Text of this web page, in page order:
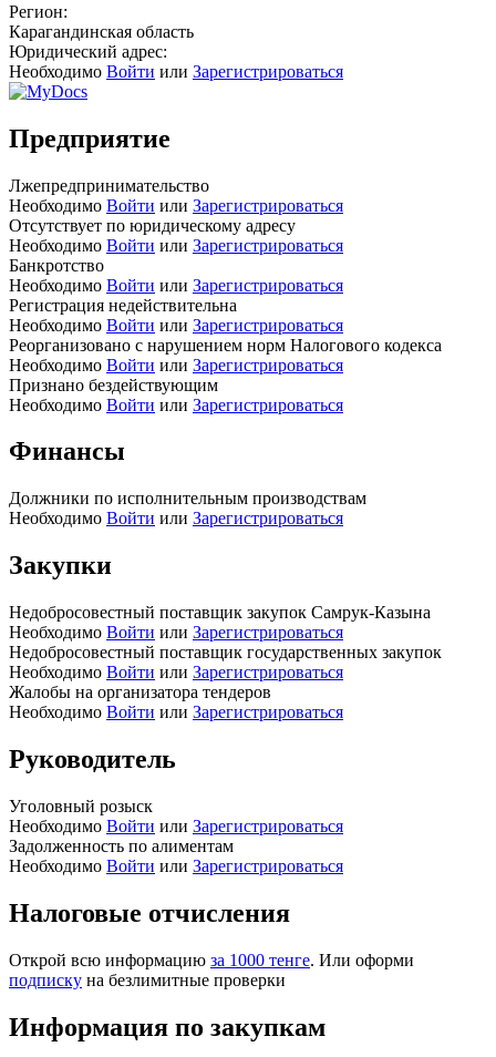
Регион:
Карагандинская область
Юридический адрес:
Необходимо Войти или Зарегистрироваться
Предприятие
Лжепредпринимательство
Необходимо Войти или Зарегистрироваться
Отсутствует по юридическому адресу
Необходимо Войти или Зарегистрироваться
Банкротство
Необходимо Войти или Зарегистрироваться
Регистрация недействительна
Необходимо Войти или Зарегистрироваться
Реорганизовано с нарушением норм Налогового кодекса
Необходимо Войти или Зарегистрироваться
Признано бездействующим
Необходимо Войти или Зарегистрироваться
Финансы
Должники по исполнительным производствам
Необходимо Войти или Зарегистрироваться
Закупки
Недобросовестный поставщик закупок Самрук-Казына
Необходимо Войти или Зарегистрироваться
Недобросовестный поставщик государственных закупок
Необходимо Войти или Зарегистрироваться
Жалобы на организатора тендеров
Необходимо Войти или Зарегистрироваться
Руководитель
Уголовный розыск
Необходимо Войти или Зарегистрироваться
Задолженность по алиментам
Необходимо Войти или Зарегистрироваться
Налоговые отчисления
Открой всю информацию за 1000 тенге. Или оформи
подписку на безлимитные проверки
Информация по закупкам